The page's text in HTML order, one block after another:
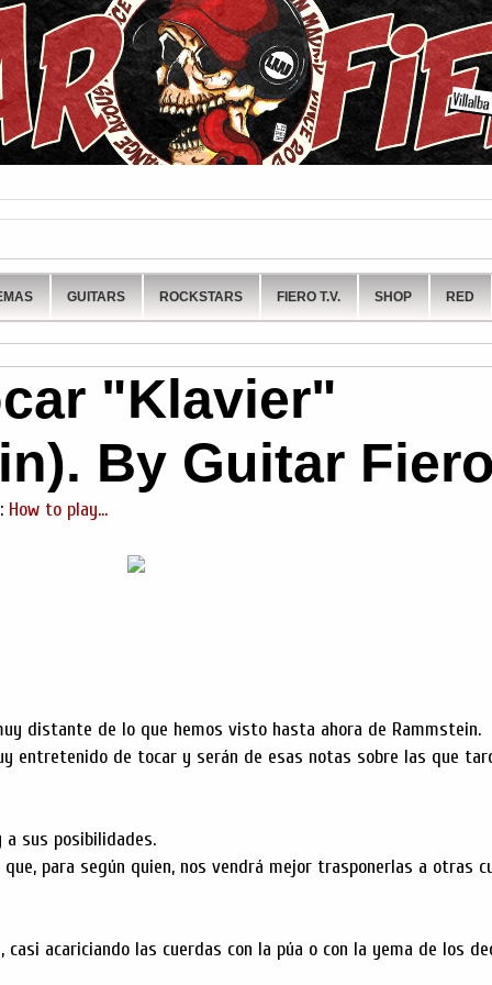
GUITARS ROCKSTARS FIERO T.V. SHOP RED
"Klavier"
By Guitar
How to play...
distante de lo que hemos visto hasta ahora de Rammstein.
entretenido de tocar y serán de esas notas sobre las que
sus posibilidades.
para según quien, nos vendrá mejor trasponerlas a otras
casi acariciando las cuerdas con la púa o con la yema de los